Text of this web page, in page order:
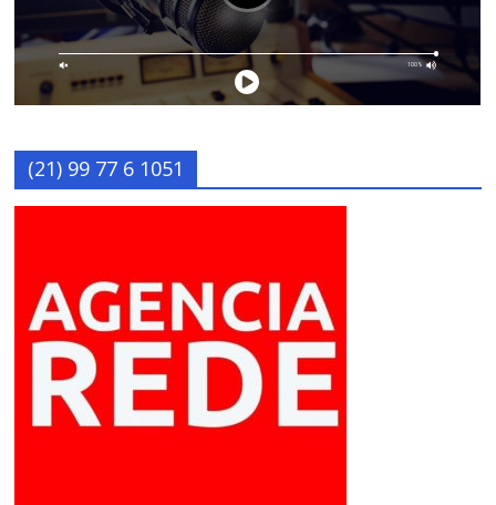
(21) 99 77 6 1051